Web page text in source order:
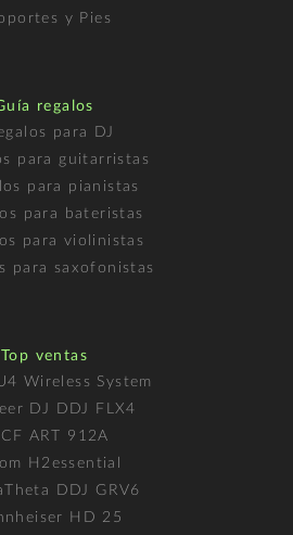
y Pies
regalos
para DJ
para guitarristas
para pianistas
para bateristas
para violinistas
para saxofonistas
Top ventas
Wireless System
DJ DDJ FLX4
ART 912A
H2essential
DDJ GRV6
HD 25